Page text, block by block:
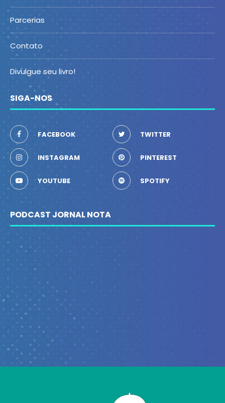
Parcerias
Contato
Divulgue seu livro!
SIGA-NOS
FACEBOOK TWITTER
INSTAGRAM PINTEREST
YOUTUBE SPOTIFY
PODCAST JORNAL NOTA